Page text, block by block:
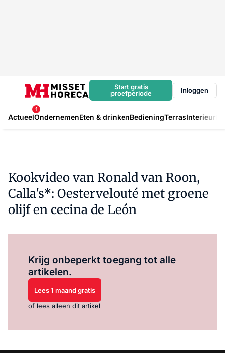
Start gratis
proefperiode
Inloggen
Actueel
1
OndernemenEten & drinkenBedieningTerrasInterieur
Kookvideo van Ronald van Roon,
Calla's*: Oestervelouté met groene
olijf en cecina de León
Krijg onbeperkt toegang tot alle
artikelen.
Lees 1 maand gratis
of lees alleen dit artikel